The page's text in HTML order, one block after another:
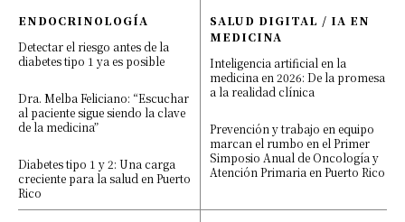
ENDOCRINOLOGÍA
Detectar el riesgo antes de la
diabetes tipo 1 ya es posible
Dra. Melba Feliciano: “Escuchar
al paciente sigue siendo la clave
de la medicina”
Diabetes tipo 1 y 2: Una carga
creciente para la salud en Puerto
Rico
SALUD DIGITAL / IA EN
MEDICINA
Inteligencia artificial en la
medicina en 2026: De la promesa
a la realidad clínica
Prevención y trabajo en equipo
marcan el rumbo en el Primer
Simposio Anual de Oncología y
Atención Primaria en Puerto Rico